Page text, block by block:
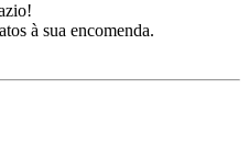
à sua encomenda.